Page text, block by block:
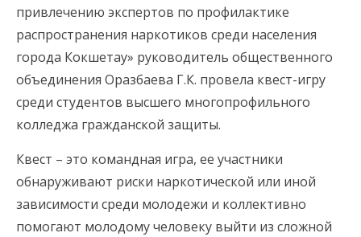
привлечению экспертов по профилактике
распространения наркотиков среди населения
города Кокшетау» руководитель общественного
объединения Оразбаева Г.К. провела квест-игру
среди студентов высшего многопрофильного
колледжа гражданской защиты.
Квест – это командная игра, ее участники
обнаруживают риски наркотической или иной
зависимости среди молодежи и коллективно
помогают молодому человеку выйти из сложной